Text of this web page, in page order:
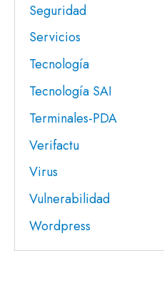
Seguridad
Servicios
Tecnología
Tecnología SAI
Terminales-PDA
Verifactu
Virus
Vulnerabilidad
Wordpress